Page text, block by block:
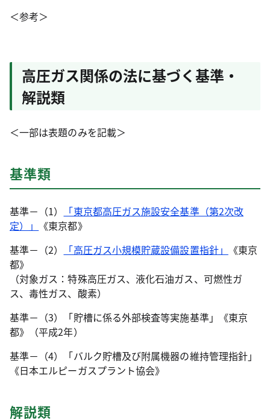
＜参考＞
高圧ガス関係の法に基づく基準・
解説類
＜一部は表題のみを記載＞
基準類
基準－（1）
「東京都高圧ガス施設安全基準（第2次改
定）」
《東京都》
基準－（2）
「高圧ガス小規模貯蔵設備設置指針」
《東京
都》
（対象ガス：特殊高圧ガス、液化石油ガス、可燃性ガ
ス、毒性ガス、酸素）
基準－（3）「貯槽に係る外部検査等実施基準」《東京
都》（平成2年）
基準－（4）「バルク貯槽及び附属機器の維持管理指針」
《日本エルピーガスプラント協会》
解説類